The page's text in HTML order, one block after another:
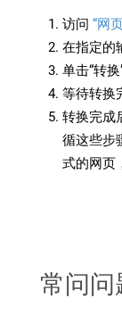
访问 “网
在指定的
单击“转
等待转换
转换完成
循这些步
式的网页
常问问